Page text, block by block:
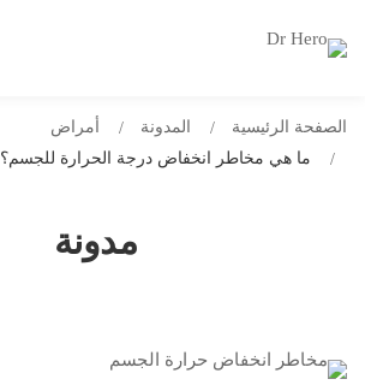
مدونة
الصفحة الرئيسية المدونة
أمراض
ما هي مخاطر انخفاض درجة الحرارة للجسم؟